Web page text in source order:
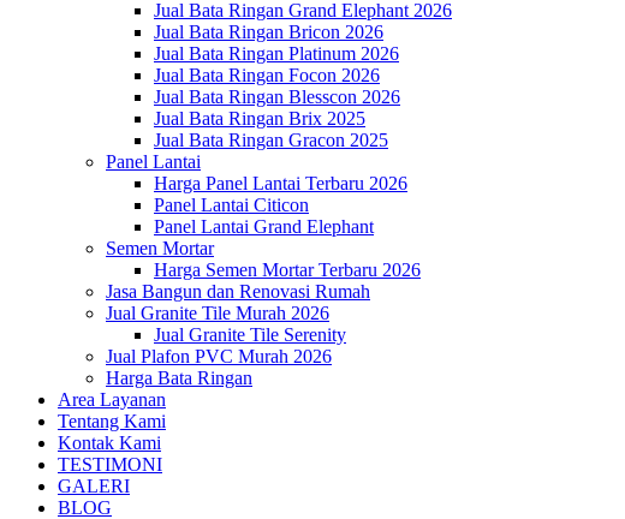
Jual Bata Ringan Grand Elephant 2026
Jual Bata Ringan Bricon 2026
Jual Bata Ringan Platinum 2026
Jual Bata Ringan Focon 2026
Jual Bata Ringan Blesscon 2026
Jual Bata Ringan Brix 2025
Jual Bata Ringan Gracon 2025
Panel Lantai
Harga Panel Lantai Terbaru 2026
Panel Lantai Citicon
Panel Lantai Grand Elephant
Semen Mortar
Harga Semen Mortar Terbaru 2026
Jasa Bangun dan Renovasi Rumah
Jual Granite Tile Murah 2026
Jual Granite Tile Serenity
Jual Plafon PVC Murah 2026
Harga Bata Ringan
Area Layanan
Tentang Kami
Kontak Kami
TESTIMONI
GALERI
BLOG